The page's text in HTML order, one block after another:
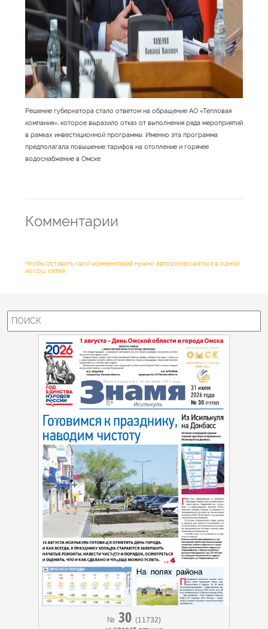
Решение губернатора стало ответом на обращение АО «Тепловая
компания», которое выразило отказ от выполнения ряда мероприятий
в рамках инвестиционной программы. Именно эта программа
предполагала повышение тарифов на отопление и горячее
водоснабжение в Омске.
Комментарии
Чтобы оставить свой комментарий нужно авторизироваться в одной
из соц. сетей
№ 30 (11732)